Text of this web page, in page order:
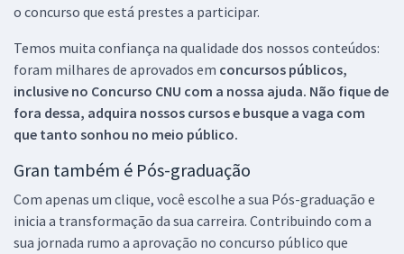
o concurso que está prestes a participar.
Temos muita confiança na qualidade dos nossos conteúdos:
foram milhares de aprovados em concursos públicos,
inclusive no Concurso CNU com a nossa ajuda. Não fique de
fora dessa, adquira nossos cursos e busque a vaga com
que tanto sonhou no meio público.
Gran também é Pós-graduação
Com apenas um clique, você escolhe a sua Pós-graduação e
inicia a transformação da sua carreira. Contribuindo com a
sua jornada rumo a aprovação no concurso público que